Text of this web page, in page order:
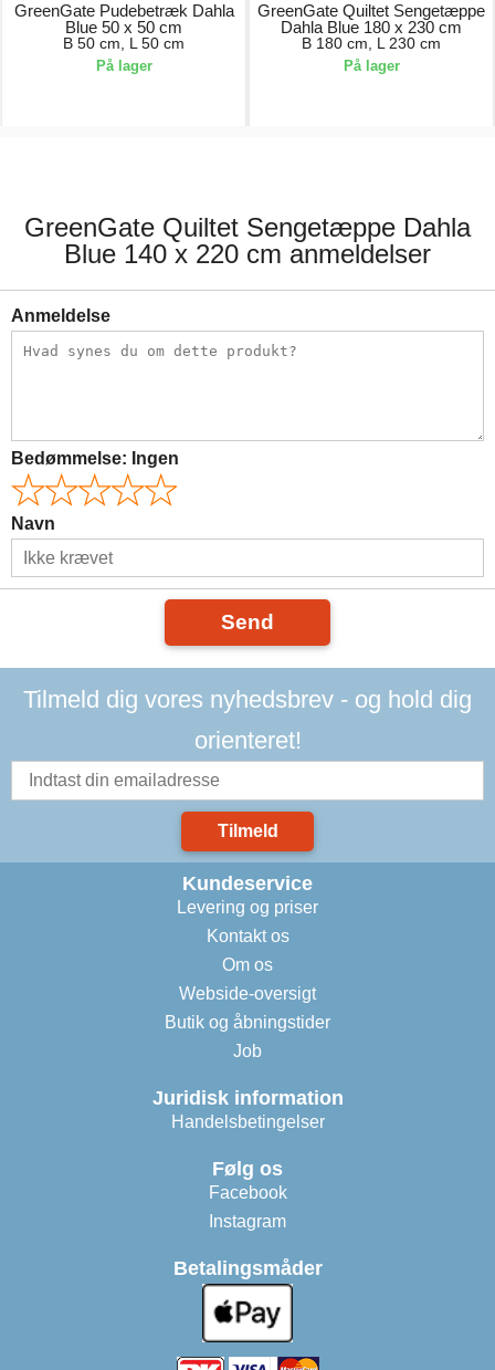
GreenGate Pudebetræk Dahla
Blue 50 x 50 cm
B 50 cm, L 50 cm
På lager
GreenGate Quiltet Sengetæppe
Dahla Blue 180 x 230 cm
B 180 cm, L 230 cm
På lager
GreenGate Quiltet Sengetæppe Dahla
Blue 140 x 220 cm anmeldelser
Anmeldelse
Bedømmelse: Ingen
Navn
Send
Tilmeld dig vores nyhedsbrev - og hold dig
orienteret!
Tilmeld
Kundeservice
Levering og priser
Kontakt os
Om os
Webside-oversigt
Butik og åbningstider
Job
Juridisk information
Handelsbetingelser
Følg os
Facebook
Instagram
Betalingsmåder